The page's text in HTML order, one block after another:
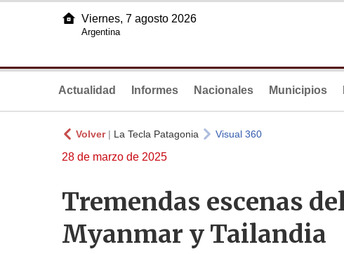
Viernes, 7 agosto 2026
Argentina
Actualidad Informes Nacionales Municipios
Volver| La Tecla Patagonia Visual 360
28 de marzo de 2025
Tremendas escenas
Myanmar y Tailandia